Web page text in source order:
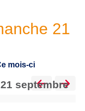
21
mois-ci